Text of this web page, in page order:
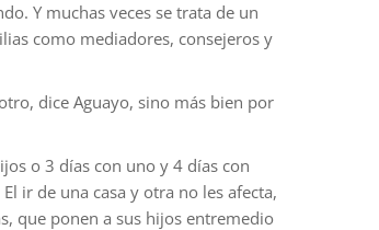
Y muchas veces se trata de un
como mediadores, consejeros y
dice Aguayo, sino más bien por
o 3 días con uno y 4 días con
ir de una casa y otra no les afecta,
que ponen a sus hijos entremedio